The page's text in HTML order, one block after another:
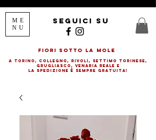
ME
NU
seguici su
FIORI SOTTO LA MOLE
a Torino, Collegno, rivolI, SETTIMO TORINESE,
GRUGLIASCO, VENARIA REALE E
LA SPEDIZIONE è SEMPRE GRATUITA!